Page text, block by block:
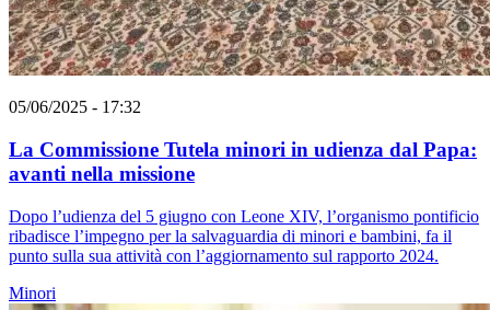
05/06/2025 - 17:32
La Commissione Tutela minori in udienza dal Papa:
avanti nella missione
Dopo l’udienza del 5 giugno con Leone XIV, l’organismo pontificio
ribadisce l’impegno per la salvaguardia di minori e bambini, fa il
punto sulla sua attività con l’aggiornamento sul rapporto 2024.
Minori